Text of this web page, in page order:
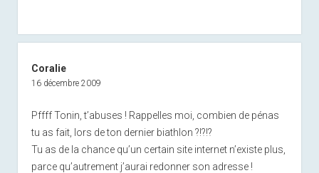
Coralie
16 décembre 2009
Pffff Tonin, t’abuses ! Rappelles moi, combien de pénas
tu as fait, lors de ton dernier biathlon ?!?!?
Tu as de la chance qu’un certain site internet n’existe plus,
parce qu’autrement j’aurai redonner son adresse !